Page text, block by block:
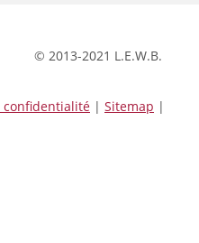
© 2013-2021 L.E.W.B.
confidentialité | Sitemap |